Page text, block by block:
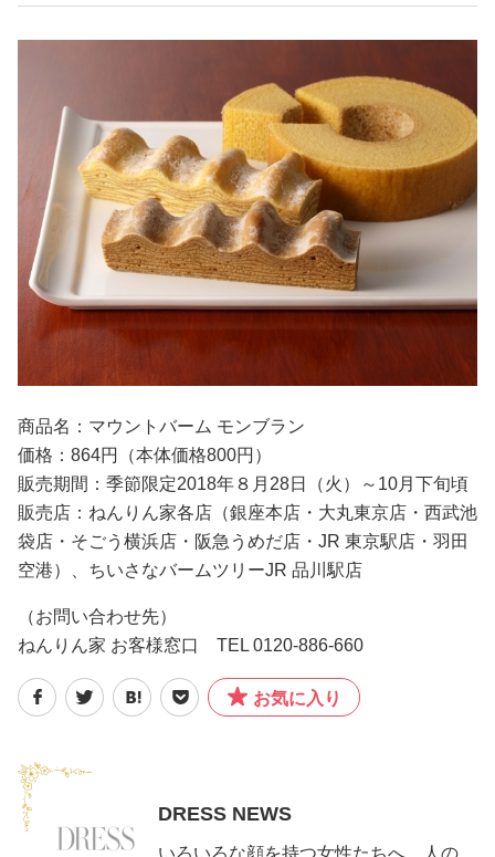
商品名：マウントバーム モンブラン
価格：864円（本体価格800円）
販売期間：季節限定2018年８月28日（火）～10月下旬頃
販売店：ねんりん家各店（銀座本店・大丸東京店・西武池
袋店・そごう横浜店・阪急うめだ店・JR 東京駅店・羽田
空港）、ちいさなバームツリーJR 品川駅店
（お問い合わせ先）
ねんりん家 お客様窓口 TEL 0120-886-660
お気に入り
DRESS NEWS
いろいろな顔を持つ女性たちへ。人の